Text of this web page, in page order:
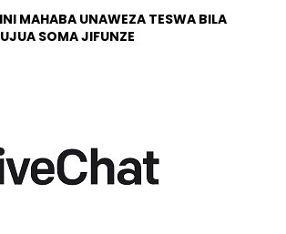
MAHABA UNAWEZA TESWA BILA
SOMA JIFUNZE